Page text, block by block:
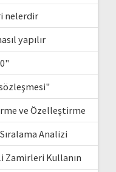
nelerdir
yapılır
ve Özelleştirme
Analizi
Zamirleri Kullanın